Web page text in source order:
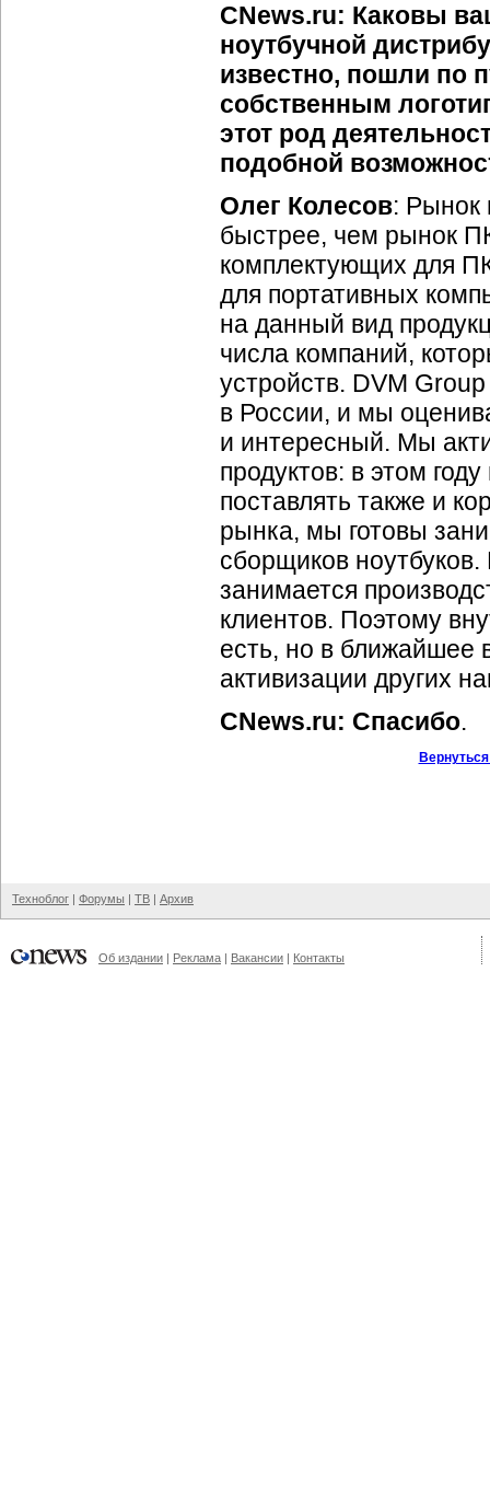
CNews.ru: Каковы
ноутбучной
известно, пошли по
собственным
этот род
подобной
Олег Колесов: Рынок
быстрее, чем рынок
комплектующих для
для портативных
на данный вид
числа компаний,
устройств. DVM
в России, и мы
и интересный. Мы
продуктов: в этом
поставлять также и
рынка, мы готовы
сборщиков
занимается
клиентов. Поэтому
есть, но в ближайшее
активизации других
CNews.ru: Спасибо.
Техноблог | Форумы | ТВ | Архив
Об издании | Реклама | Вакансии | Контакты